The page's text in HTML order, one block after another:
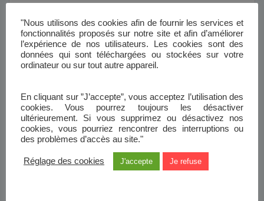
mars 2025
février 2025
octobre 2024
septembre 2024
juillet 2024
"Nous utilisons des cookies afin de fournir les services et
fonctionnalités proposés sur notre site et afin d’améliorer
l’expérience de nos utilisateurs. Les cookies sont des
données qui sont téléchargées ou stockées sur votre
ordinateur ou sur tout autre appareil.
En cliquant sur ”J’accepte”, vous acceptez l’utilisation des
cookies. Vous pourrez toujours les désactiver
ultérieurement. Si vous supprimez ou désactivez nos
cookies, vous pourriez rencontrer des interruptions ou
des problèmes d’accès au site."
Réglage des cookies J'accepte Je refuse